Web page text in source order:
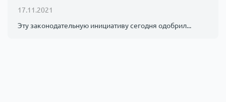
17.11.2021
Эту законодательную инициативу сегодня одобрил...